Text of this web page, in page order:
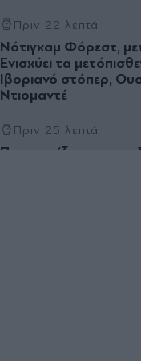
Πριν 22 λεπτά
Νότιγχαμ Φόρεστ,
Ενισχύει τα
Ιβοριανό στόπερ,
Ντιομαντέ
Πριν 25 λεπτά
Προσεγγίζοντας τα…